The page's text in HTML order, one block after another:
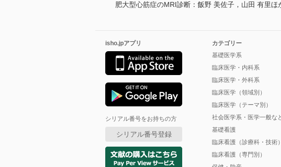
肥大型心筋症のMRI診断：飯野 美佐子，山田 有里ほ
isho.jpアプリ
シリアル番号をお持ちの方
シリアル番号登録
カテゴリー
基礎医学系
臨床医学・内科系
臨床医学・外科系
臨床医学（領域別）
臨床医学（テーマ別）
社会医学系・医学一般な
基礎看護
臨床看護（診療科・技術）
臨床看護（専門別）